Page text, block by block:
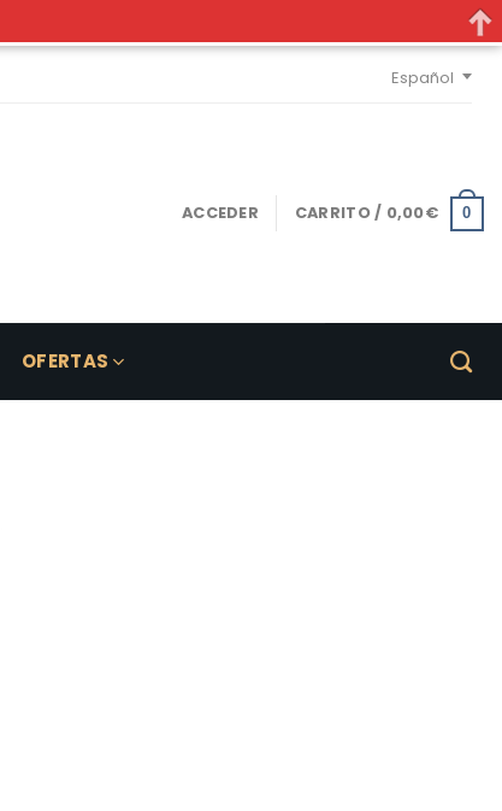
Español
ACCEDER CARRITO / 0,00€ 0
OFERTAS